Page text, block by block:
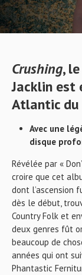
Crushing,
Jacklin est
Atlantic
Avec une
disque
Révélée par «
croire que cet
dont l’ascension
dès le début,
Country Folk et
deux genres fût
beaucoup de
années qui ont
Phantastic